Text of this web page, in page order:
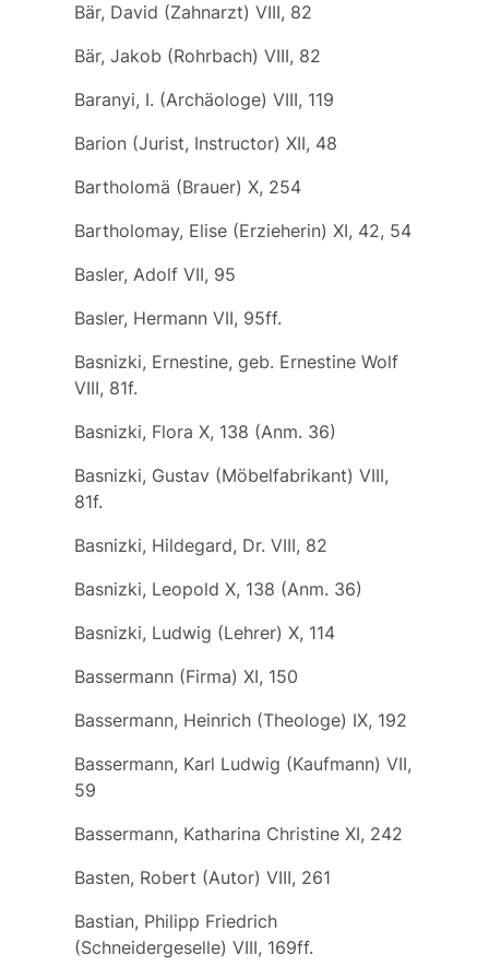
Bär, David (Zahnarzt) VIII, 82
Bär, Jakob (Rohrbach) VIII, 82
Baranyi, I. (Archäologe) VIII, 119
Barion (Jurist, Instructor) XII, 48
Bartholomä (Brauer) X, 254
Bartholomay, Elise (Erzieherin) XI, 42, 54
Basler, Adolf VII, 95
Basler, Hermann VII, 95ff.
Basnizki, Ernestine, geb. Ernestine Wolf
VIII, 81f.
Basnizki, Flora X, 138 (Anm. 36)
Basnizki, Gustav (Möbelfabrikant) VIII,
81f.
Basnizki, Hildegard, Dr. VIII, 82
Basnizki, Leopold X, 138 (Anm. 36)
Basnizki, Ludwig (Lehrer) X, 114
Bassermann (Firma) XI, 150
Bassermann, Heinrich (Theologe) IX, 192
Bassermann, Karl Ludwig (Kaufmann) VII,
59
Bassermann, Katharina Christine XI, 242
Basten, Robert (Autor) VIII, 261
Bastian, Philipp Friedrich
(Schneidergeselle) VIII, 169ff.